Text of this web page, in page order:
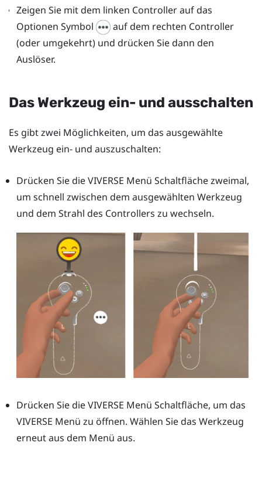
Zeigen Sie mit dem linken Controller auf das
Optionen Symbol
auf dem rechten Controller
(oder umgekehrt) und drücken Sie dann den
Auslöser.
Das Werkzeug ein- und ausschalten
Es gibt zwei Möglichkeiten, um das ausgewählte
Werkzeug ein- und auszuschalten:
Drücken Sie dieVIVERSE Menü Schaltfläche zweimal,
um schnell zwischen dem ausgewählten Werkzeug
und dem Strahl des Controllers zu wechseln.
Drücken Sie dieVIVERSE Menü Schaltfläche, um das
VIVERSE Menü zu öffnen. Wählen Sie das Werkzeug
erneut aus dem Menü aus.